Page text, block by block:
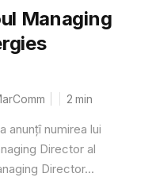
Managing
2 min
anunțî numirea lui
Director al
Director...